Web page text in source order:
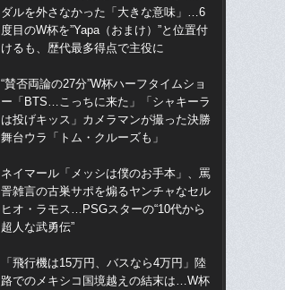
ダルを外さなかった「大きな意味」…6
度目のW杯を”Yapa（おまけ）”と位置付
けるも、歴代最多得点で主役に
“賛否両論の27分”W杯ハーフタイムショ
ー「BTS…こっちに来た」「シャキーラ
は投げキッス」カメラマンが撮った決勝
舞台ウラ「トム・クルーズも」
ネイマール「メッシは僕のお手本」、罵
詈雑言の古巣サポを煽るヤンチャなセル
ヒオ・ラモス…PSGスターの“10代から
超人な武勇伝”
「飛行機は15万円、バスなら4万円」陸
路でのメキシコ国境越えの結末は…W杯